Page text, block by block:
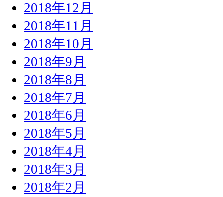
2018年12月
2018年11月
2018年10月
2018年9月
2018年8月
2018年7月
2018年6月
2018年5月
2018年4月
2018年3月
2018年2月